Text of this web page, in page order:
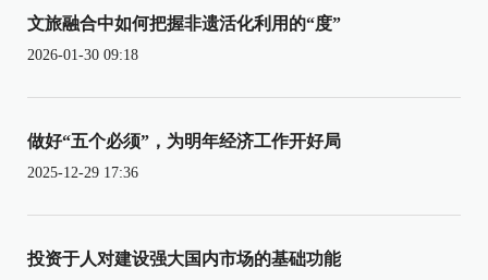
文旅融合中如何把握非遗活化利用的“度”
2026-01-30 09:18
做好“五个必须”，为明年经济工作开好局
2025-12-29 17:36
投资于人对建设强大国内市场的基础功能